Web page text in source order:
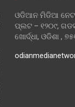
ଓଡିଆନ ମିଡିଆ
ପ୍ଲଟ – ୧୨୦୯,
ଖୋର୍ଦ୍ଧା, ଓଡିଶା ,